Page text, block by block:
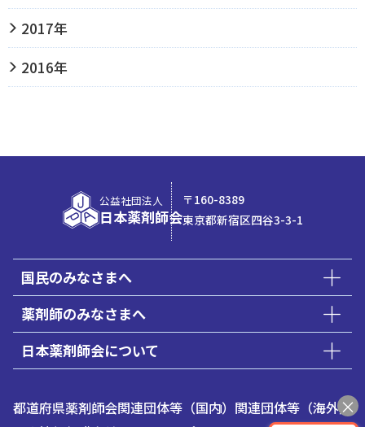
2017年
2016年
公益社団法人
日本薬剤師会
〒160-8389
東京都新宿区四谷3-3-1
国民のみなさまへ
薬剤師のみなさまへ
日本薬剤師会について
都道府県薬剤師会関連団体等（国内） 関連団体等（海外）